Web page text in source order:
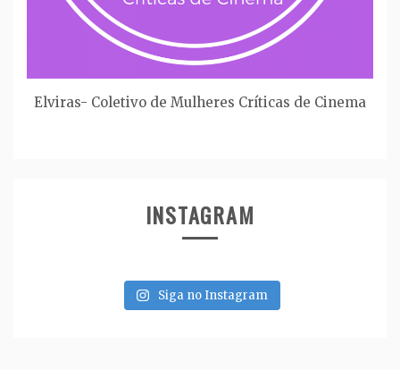
Elviras- Coletivo de Mulheres Críticas de Cinema
INSTAGRAM
Siga no Instagram